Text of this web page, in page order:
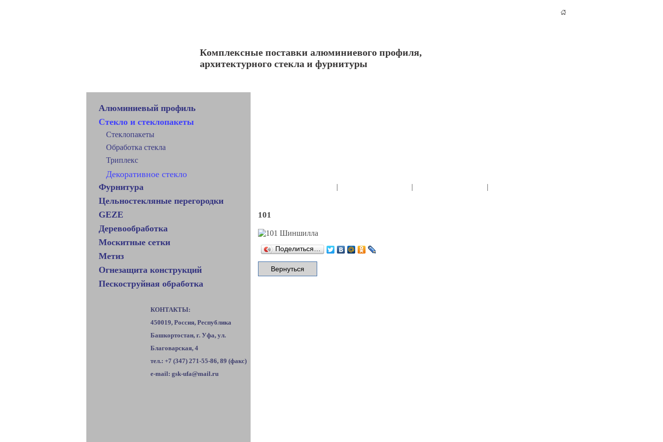
Комплексные поставки алюминиевого профиля,
архитектурного стекла и фурнитуры
Алюминиевый профиль
Стекло и стеклопакеты
Стеклопакеты
Обработка стекла
Триплекс
Декоративное стекло
Фурнитура
Цельностекляные перегородки
GEZE
Деревообработка
Москитные сетки
Метиз
Огнезащита конструкций
Пескоструйная обработка
КОНТАКТЫ:
450019, Россия, Республика
Башкортостан, г. Уфа, ул.
Благоварская, 4
тел.: +7 (347) 271-55-86, 89 (факс)
e-mail: gsk-ufa@mail.ru
| | |
101
Поделиться…